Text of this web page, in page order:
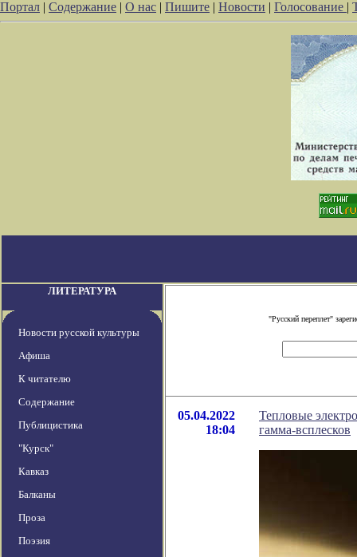
Портал | Содержание | О нас | Пишите | Новости | Голосование |
ЛИТЕРАТУРА
Новости русской культуры
Афиша
К читателю
Содержание
Публицистика
"Курск"
Кавказ
Балканы
Проза
Поэзия
"Русский переплет"
05.04.2022
18:04
Тепловые
гамма-всплесков